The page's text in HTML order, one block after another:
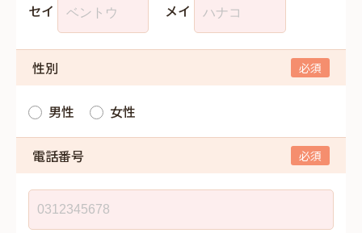
セイ メイ
性別
男性 女性
電話番号